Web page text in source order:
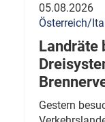
05.08.2026
Österreich/
Landräte
Gestern